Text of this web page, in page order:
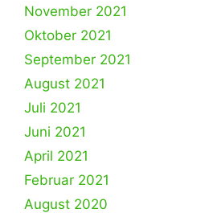
November 2021
Oktober 2021
September 2021
August 2021
Juli 2021
Juni 2021
April 2021
Februar 2021
August 2020